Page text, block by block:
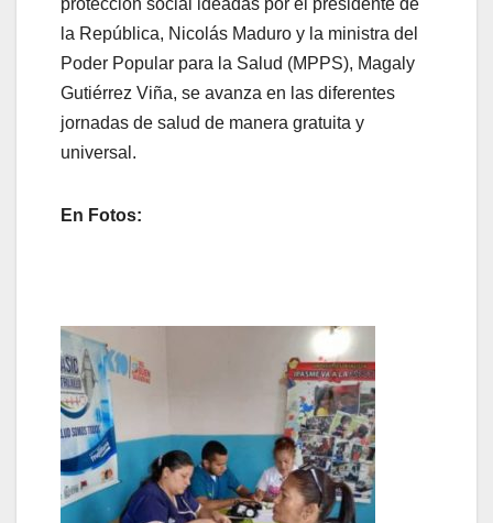
protección social ideadas por el presidente de
la República, Nicolás Maduro y la ministra del
Poder Popular para la Salud (MPPS), Magaly
Gutiérrez Viña, se avanza en las diferentes
jornadas de salud de manera gratuita y
universal.
En Fotos: